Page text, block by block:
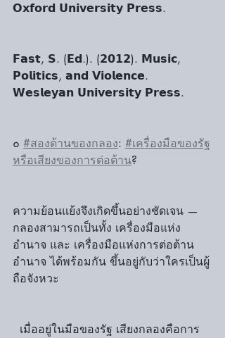
𝗢𝘅𝗳𝗼𝗿𝗱 𝗨𝗻𝗶𝘃𝗲𝗿𝘀𝗶𝘁𝘆 𝗣𝗿𝗲𝘀𝘀.
𝗙𝗮𝘀𝘁, 𝗦. (𝗘𝗱.). (𝟮𝟬𝟭𝟮). 𝗠𝘂𝘀𝗶𝗰,
𝗣𝗼𝗹𝗶𝘁𝗶𝗰𝘀, 𝗮𝗻𝗱 𝗩𝗶𝗼𝗹𝗲𝗻𝗰𝗲.
𝗪𝗲𝘀𝗹𝗲𝘆𝗮𝗻 𝗨𝗻𝗶𝘃𝗲𝗿𝘀𝗶𝘁𝘆 𝗣𝗿𝗲𝘀𝘀.
๐ #สองด้านของกลอง: #เครื่องมือของรัฐ
หรือเสียงของการต่อต้าน?
ความย้อนแย้งจึงเกิดขึ้นอย่างชัดเจน —
กลองสามารถเป็นทั้ง เครื่องมือแห่ง
อำนาจ และ เครื่องมือแห่งการต่อต้าน
อำนาจ ได้พร้อมกัน ขึ้นอยู่กับว่าใครเป็นผู้
ถือจังหวะ
เมื่ออยู่ในมือของรัฐ เสียงกลองคือการ